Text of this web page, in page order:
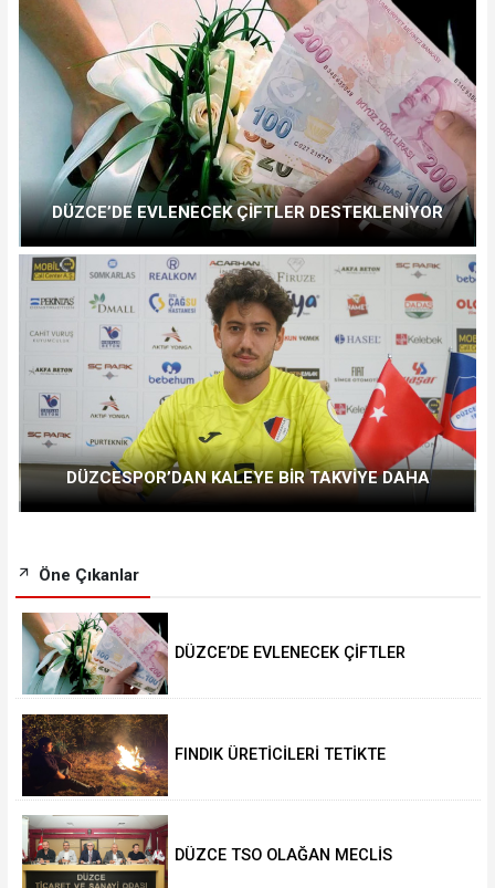
DÜZCE’DE EVLENECEK ÇİFTLER DESTEKLENİYOR
DÜZCESPOR’DAN KALEYE BİR TAKVİYE DAHA
Öne Çıkanlar
DÜZCE’DE EVLENECEK ÇİFTLER
FINDIK ÜRETİCİLERİ TETİKTE
DÜZCE TSO OLAĞAN MECLİS